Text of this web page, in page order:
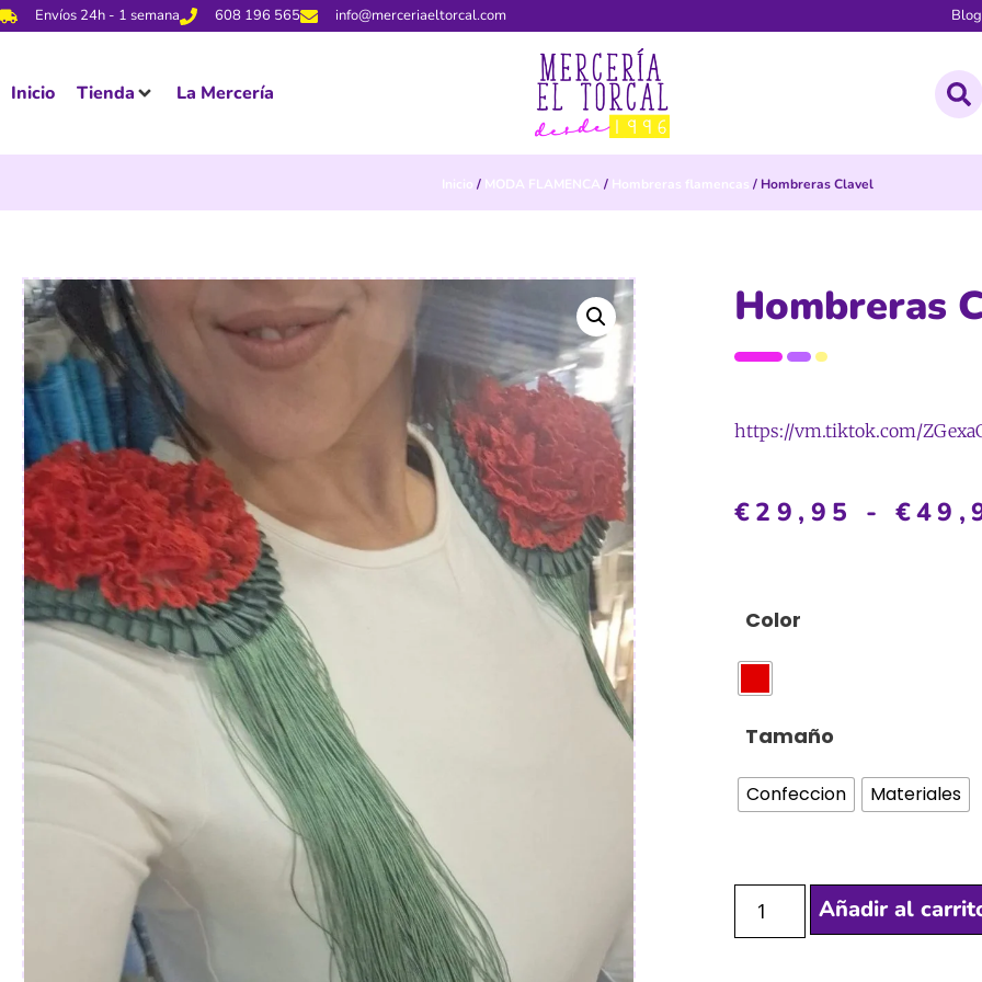
Envíos 24h - 1 semana 608 196 565 info@merceriaeltorcal.com Blog
Inicio Tienda La Mercería
Inicio / MODA FLAMENCA / Hombreras flamencas / Hombreras Clavel
Hombreras
https://vm.tiktok.com/
€29,95 - €
Color
Tamaño
Confeccion Materiales
Añadir al